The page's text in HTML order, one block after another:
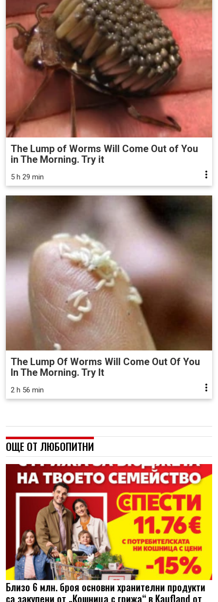
The Lump of Worms Will Come Out of You
in The Morning. Try it
5 h 29 min
The Lump Of Worms Will Come Out Of You
In The Morning. Try It
2 h 56 min
ОЩЕ ОТ ЛЮБОПИТНИ
Близо 6 млн. броя основни хранителни продукти
са закупени от „Кошница с грижа“ в Kaufland от